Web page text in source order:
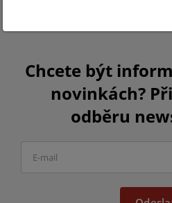
Chcete být
novinkách?
odběru